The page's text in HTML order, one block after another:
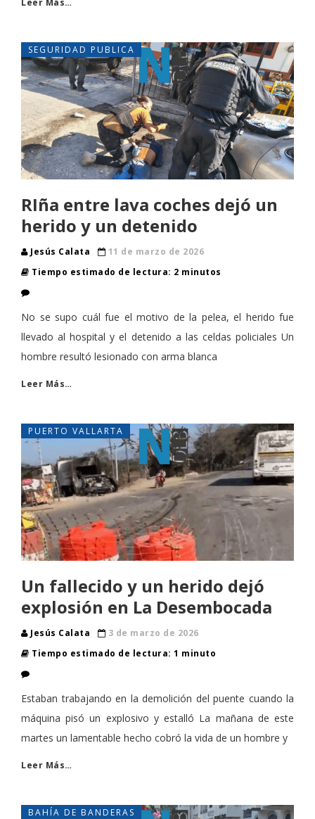
Leer Más…
SEGURIDAD PUBLICA
RIña entre lava coches dejó un
herido y un detenido
Jesús Calata
11 de marzo de 2026
Tiempo estimado de lectura: 2 minutos
No se supo cuál fue el motivo de la pelea, el herido fue
llevado al hospital y el detenido a las celdas policiales Un
hombre resultó lesionado con arma blanca
Leer Más…
PUERTO VALLARTA
Un fallecido y un herido dejó
explosión en La Desembocada
Jesús Calata
3 de marzo de 2026
Tiempo estimado de lectura: 1 minuto
Estaban trabajando en la demolición del puente cuando la
máquina pisó un explosivo y estalló La mañana de este
martes un lamentable hecho cobró la vida de un hombre y
Leer Más…
BAHÍA DE BANDERAS